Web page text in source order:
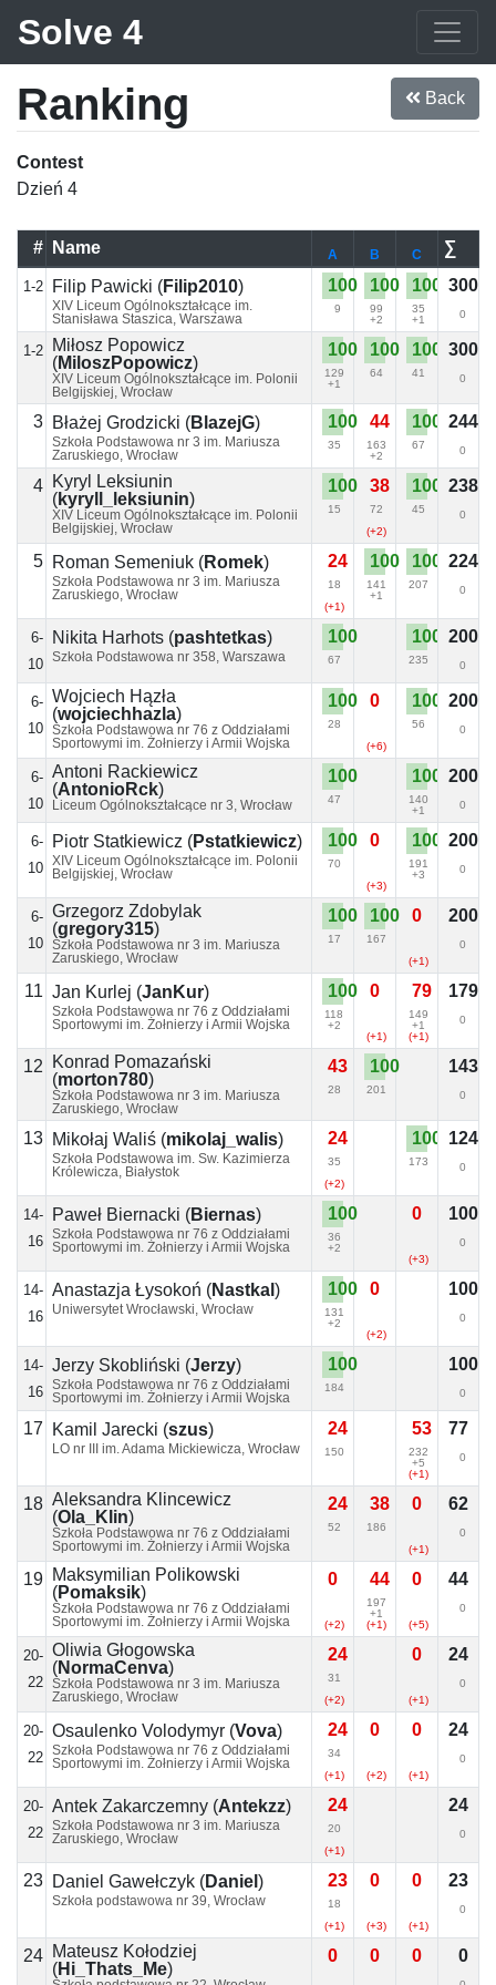
Solve 4
Ranking Back
Contest
Dzień 4
# Name A B C ∑
1-2 Filip Pawicki (Filip2010)
XIV Liceum Ogólnokształcące im.
Stanisława Staszica, Warszawa
100
9
100
99
+2
100
35
+1
300
0
1-2
Miłosz Popowicz
(MiloszPopowicz)
XIV Liceum Ogólnokształcące im. Polonii
Belgijskiej, Wrocław
100
129
+1
100
64
100
41
300
0
3 Błażej Grodzicki (BlazejG)
Szkoła Podstawowa nr 3 im. Mariusza
Zaruskiego, Wrocław
100
35
44
163
+2
100
67
244
0
4 Kyryl Leksiunin
(kyryll_leksiunin)
XIV Liceum Ogólnokształcące im. Polonii
Belgijskiej, Wrocław
100
15
38
72
(+2)
100
45
238
0
5 Roman Semeniuk (Romek)
Szkoła Podstawowa nr 3 im. Mariusza
Zaruskiego, Wrocław
24
18
(+1)
100
141
+1
100
207
224
0
6-
10
Nikita Harhots (pashtetkas)
Szkoła Podstawowa nr 358, Warszawa
100
67
100
235
200
0
6-
10
Wojciech Hązła
(wojciechhazla)
Szkoła Podstawowa nr 76 z Oddziałami
Sportowymi im. Żołnierzy i Armii Wojska
Polskiego, Wrocław
100
28
0
(+6)
100
56
200
0
6-
10
Antoni Rackiewicz
(AntonioRck)
Liceum Ogólnokształcące nr 3, Wrocław
100
47
100
140
+1
200
0
6-
10
Piotr Statkiewicz (Pstatkiewicz)
XIV Liceum Ogólnokształcące im. Polonii
Belgijskiej, Wrocław
100
70
0
(+3)
100
191
+3
200
0
6-
10
Grzegorz Zdobylak
(gregory315)
Szkoła Podstawowa nr 3 im. Mariusza
Zaruskiego, Wrocław
100
17
100
167
0
(+1)
200
0
11 Jan Kurlej (JanKur)
Szkoła Podstawowa nr 76 z Oddziałami
Sportowymi im. Żołnierzy i Armii Wojska
100
118
+2
0
(+1)
79
149
+1
(+1)
179
0
12
Konrad Pomazański
(morton780)
Szkoła Podstawowa nr 3 im. Mariusza
Zaruskiego, Wrocław
43
28
100
201
143
0
13 Mikołaj Waliś (mikolaj_walis)
Szkoła Podstawowa im. Św. Kazimierza
Królewicza, Białystok
24
35
(+2)
100
173
124
0
14-
16
Paweł Biernacki (Biernas)
Szkoła Podstawowa nr 76 z Oddziałami
Sportowymi im. Żołnierzy i Armii Wojska
100
36
+2
0
(+3)
100
0
14-
16
Anastazja Łysokoń (Nastkal )
Uniwersytet Wrocławski, Wrocław
100
131
+2
0
(+2)
100
0
14-
16
Jerzy Skobliński (Jerzy)
Szkoła Podstawowa nr 76 z Oddziałami
Sportowymi im. Żołnierzy i Armii Wojska
Polskiego, Wrocław
100
184
100
0
17 Kamil Jarecki (szus)
LO nr III im. Adama Mickiewicza, Wrocław
24
150
53
232
+5
(+1)
77
0
18 Aleksandra Klincewicz
(Ola_Klin)
Szkoła Podstawowa nr 76 z Oddziałami
Sportowymi im. Żołnierzy i Armii Wojska
Polskiego, Wrocław
24
52
38
186
0
(+1)
62
0
19 Maksymilian Polikowski
(Pomaksik)
Szkoła Podstawowa nr 76 z Oddziałami
Sportowymi im. Żołnierzy i Armii Wojska
Polskiego, Wrocław
0
(+2)
44
197
+1
(+1)
0
(+5)
44
0
20-
22
Oliwia Głogowska
(NormaCenva)
Szkoła Podstawowa nr 3 im. Mariusza
Zaruskiego, Wrocław
24
31
(+2)
0
(+1)
24
0
20-
22
Osaulenko Volodymyr (Vova)
Szkoła Podstawowa nr 76 z Oddziałami
Sportowymi im. Żołnierzy i Armii Wojska
24
34
(+1)
0
(+2)
0
(+1)
24
0
20-
22
Antek Zakarczemny (Antekzz)
Szkoła Podstawowa nr 3 im. Mariusza
Zaruskiego, Wrocław
24
20
(+1)
24
0
23 Daniel Gawełczyk (Daniel )
Szkoła podstawowa nr 39, Wrocław
23
18
(+1)
0
(+3)
0
(+1)
23
0
24 Mateusz Kołodziej
(Hi_Thats_Me)
0 0 0 0